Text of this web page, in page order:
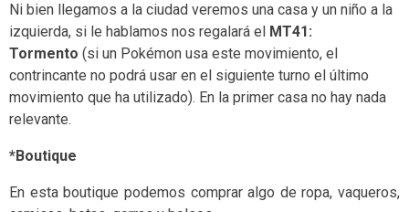
Ni bien llegamos a la ciudad veremos una casa y un niño a la
izquierda, si le hablamos nos regalará el MT41:
Tormento (si un Pokémon usa este movimiento, el
contrincante no podrá usar en el siguiente turno el último
movimiento que ha utilizado). En la primer casa no hay nada
relevante.
*Boutique
En esta boutique podemos comprar algo de ropa, vaqueros,